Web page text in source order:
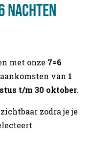
nachten
met onze 7=6
van 1
t/m 30 oktober.
zodra je je